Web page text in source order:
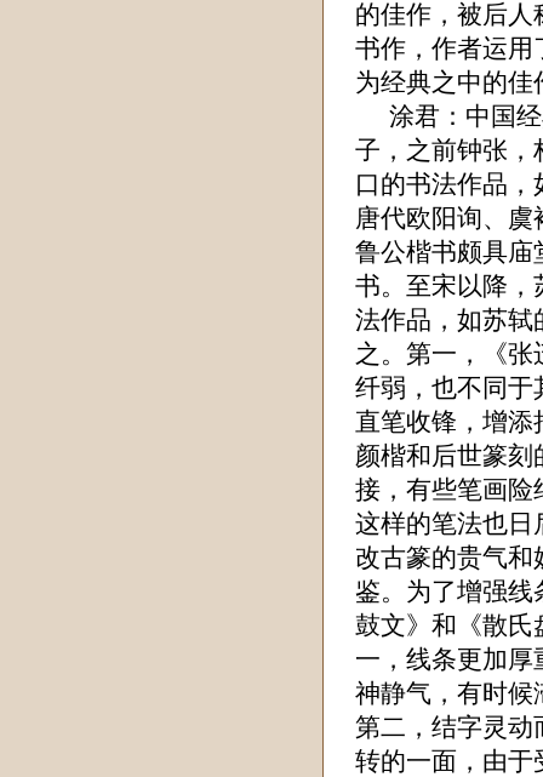
的佳作，被后人
书作，作者运用
为经典之中的佳
涂君 ：中国
子，之前钟张，
口的书法作品
唐代欧阳询、
鲁公楷书颇具庙
书。至宋以降，
法作品，如苏轼
之。第一，《
纤弱，也不同于
直笔收锋，增添
颜楷和后世篆刻
接，有些笔画险
这样的笔法也日
改古篆的贵气和
鉴。为了增强线
鼓文》和《散氏
一，线条更加厚
神静气，有时候
第二，结字灵动
转的一面，由于